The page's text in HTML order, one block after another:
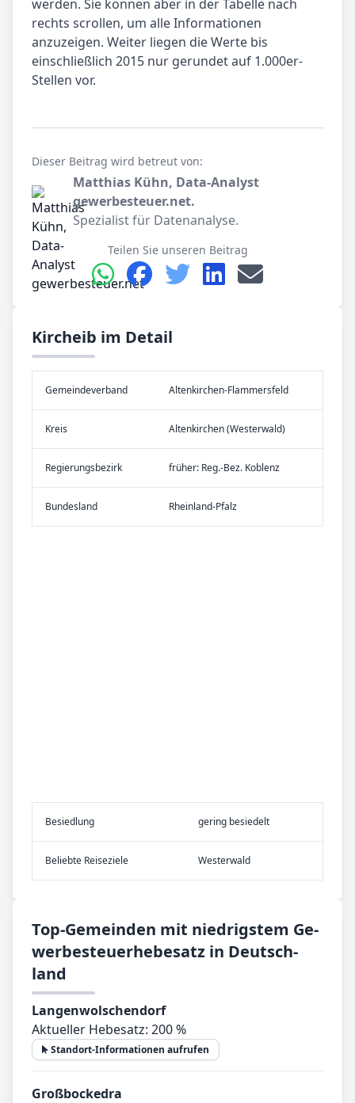
werden. Sie können aber in der Tabelle nach
rechts scrollen, um alle Informationen
anzuzeigen. Weiter liegen die Werte bis
einschließlich 2015 nur gerundet auf 1.000er-
Stellen vor.
Dieser Beitrag wird betreut von:
Matthias Kühn, Data-Analyst
gewerbesteuer.net.
Spezialist für Datenanalyse.
Teilen Sie unseren Beitrag
Kircheib im Detail
Gemeinde­verband Altenkirchen-Flammersfeld
Kreis Altenkirchen (Westerwald)
Re­gier­ungs­bezirk früher: Reg.-Bez. Koblenz
Bundes­land Rheinland-Pfalz
Be­sied­lung gering besiedelt
Be­lieb­te Rei­se­zie­le Westerwald
Top-­Ge­mein­den mit nied­rig­stem Ge­
wer­be­steu­er­he­be­satz in Deutsch­
land
Langenwolschendorf
Aktueller Hebesatz: 200 %
Standort-Informationen aufrufen
Großbockedra